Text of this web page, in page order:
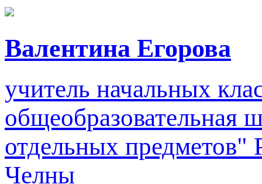
Валентина Егорова
учитель начальных
общеобразовательная
отдельных предметов"
Челны